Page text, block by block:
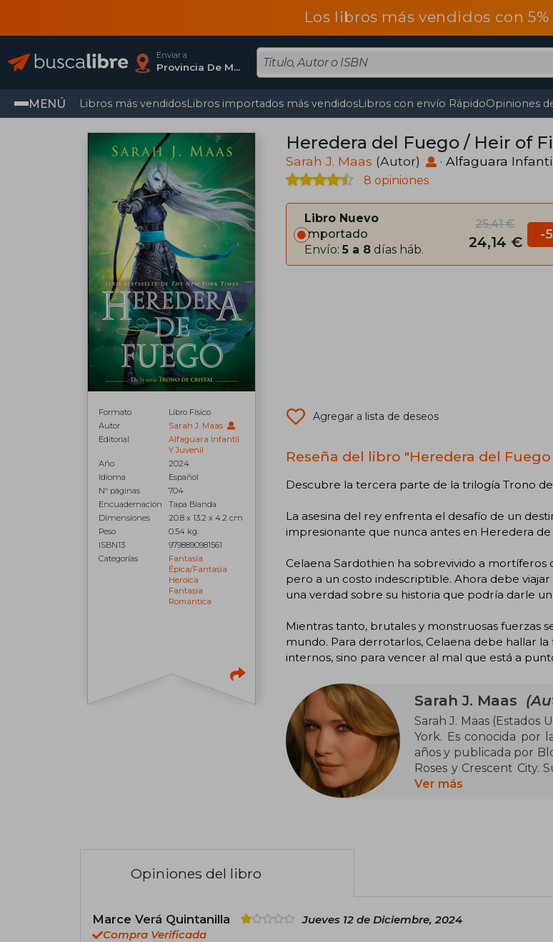
Los libros más vendidos con
Enviar a
Provincia De Madrid
MENÚ Libros más vendidosLibros importados más vendidosLibros con envío RápidoOpiniones
Formato
Libro Físico
Autor
Sarah J. Maas
Editorial
Alfaguara Infantil
Y Juvenil
Año
2024
Idioma
Español
N° páginas
704
Encuadernación
Tapa Blanda
Dimensiones
20.8 x 13.2 x 4.2 cm
Peso
0.54 kg.
ISBN13
9798890981561
Categorías
Fantasía
Épica/fantasía
Heroica
Fantasía
Romántica
Heredera del Fuego / Heir of
Sarah J. Maas (Autor) · Alfaguara
8 opiniones
Libro Nuevo
Importado
Envío: 5 a 8 días háb.
25,41 €
24,14 € -
Agregar a lista de deseos
Reseña del libro "Heredera del
Descubre la tercera parte de la trilogía Trono
La asesina del rey enfrenta el desafío de un
impresionante que nunca antes en Heredera
Celaena Sardothien ha sobrevivido a
pero a un costo indescriptible. Ahora debe
una verdad sobre su historia que podría darle
Mientras tanto, brutales y monstruosas fuerzas
mundo. Para derrotarlos, Celaena debe hallar
internos, sino para vencer al mal que está a
Sarah J. Maas
Sarah J. Maas (Estados
York. Es conocida por
años y publicada por
Roses y Crescent City.
han figurado en las
Ver más
Opiniones del libro
Marce Verá Quintanilla
Jueves 12 de Diciembre, 2024
Compra Verificada